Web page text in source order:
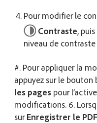
Pour modifier le
Contraste,
niveau de contraste
#. Pour appliquer la
appuyez sur le bouton
les pages pour
modifications. 6.
surEnregistrer le PDF